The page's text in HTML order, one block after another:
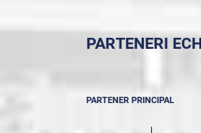
PARTENERI
PARTENER PRINCIPAL